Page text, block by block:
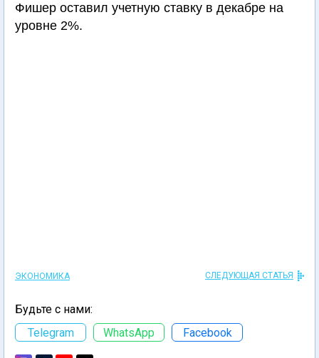
Фишер оставил учетную ставку в декабре на
уровне 2%.
ЭКОНОМИКА СЛЕДУЮЩАЯ СТАТЬЯ
Будьте с нами:
Telegram
WhatsApp Facebook